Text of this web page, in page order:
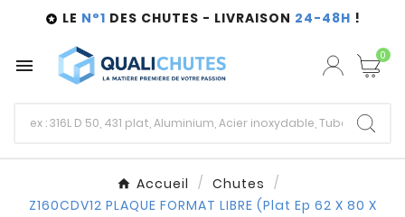
 LE N°1 DES CHUTES - LIVRAISON 24-48H !
 0
Accueil
Chutes
Z160CDV12 PLAQUE FORMAT LIBRE (Plat Ep 62 X 80 X